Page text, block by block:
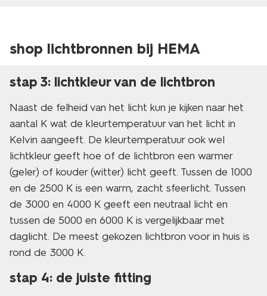
shop lichtbronnen bij HEMA
stap 3: lichtkleur van de lichtbron
Naast de felheid van het licht kun je kijken naar het
aantal K wat de kleurtemperatuur van het licht in
Kelvin aangeeft. De kleurtemperatuur ook wel
lichtkleur geeft hoe of de lichtbron een warmer
(geler) of kouder (witter) licht geeft. Tussen de 1000
en de 2500 K is een warm, zacht sfeerlicht. Tussen
de 3000 en 4000 K geeft een neutraal licht en
tussen de 5000 en 6000 K is vergelijkbaar met
daglicht. De meest gekozen lichtbron voor in huis is
rond de 3000 K.
stap 4: de juiste fitting